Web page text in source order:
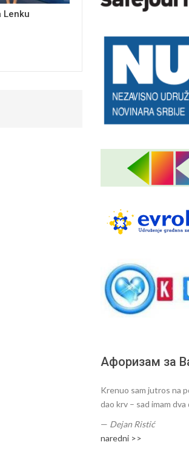
Lenku
Афоризам за
Krenuo sam jutros na
dao krv – sad imam
— Dejan Ristić
naredni >>